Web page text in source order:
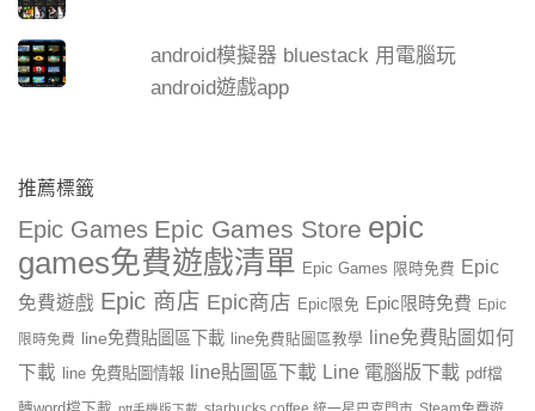
android模擬器 bluestack 用電腦玩
android遊戲app
推薦標籤
Epic Games Epic Games Store epic
games免費遊戲清單 Epic Games 限時免費 Epic
免費遊戲 Epic 商店 Epic商店 Epic限免 Epic限時免費 Epic
限時免費 line免費貼圖區下載 line免費貼圖區教學
line免費貼圖如何
下載 line 免費貼圖情報 line貼圖區下載 Line 電腦版下載 pdf檔
ptt手機版下載